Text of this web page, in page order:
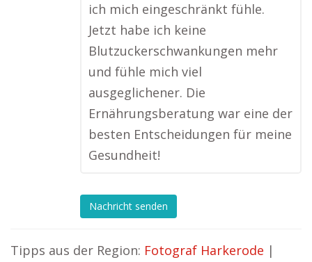
ich mich eingeschränkt fühle.
Jetzt habe ich keine
Blutzuckerschwankungen mehr
und fühle mich viel
ausgeglichener. Die
Ernährungsberatung war eine der
besten Entscheidungen für meine
Gesundheit!
Nachricht senden
Tipps aus der Region: Fotograf Harkerode |